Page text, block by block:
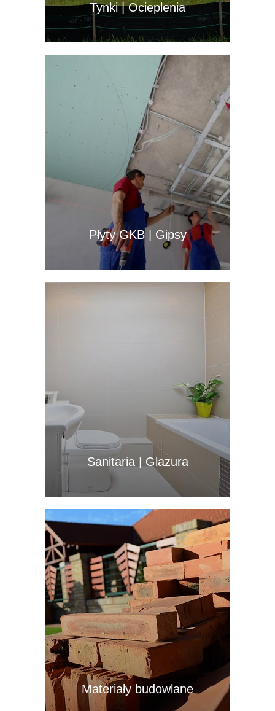
Tynki | Ocieplenia
Płyty GKB | Gipsy
Sanitaria | Glazura
Materiały budowlane